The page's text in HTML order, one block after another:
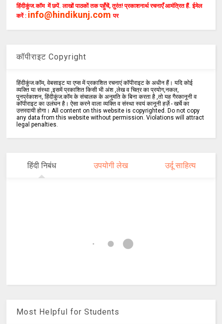
हिंदीकुंज.कॉम में छपें. लाखों पाठकों तक पहुँचें, तुरंत! प्रकाशनार्थ रचनाएँ आमंत्रित हैं. ईमेल
करें : info@hindikunj.com पर
कॉपीराइट Copyright
हिंदीकुंज.कॉम, वेबसाइट या एप्स में प्रकाशित रचनाएं कॉपीराइट के अधीन हैं। यदि कोई
व्यक्ति या संस्था ,इसमें प्रकाशित किसी भी अंश ,लेख व चित्र का प्रयोग,नकल,
पुनर्प्रकाशन, हिंदीकुंज.कॉम के संचालक के अनुमति के बिना करता है ,तो यह गैरकानूनी व
कॉपीराइट का उलंघन है। ऐसा करने वाला व्यक्ति व संस्था स्वयं कानूनी हर्ज़े - खर्चे का
उत्तरदायी होगा। All content on this website is copyrighted. Do not copy
any data from this website without permission. Violations will attract
legal penalties.
हिंदी निबंध उपयोगी लेख उर्दू साहित्य
Most Helpful for Students